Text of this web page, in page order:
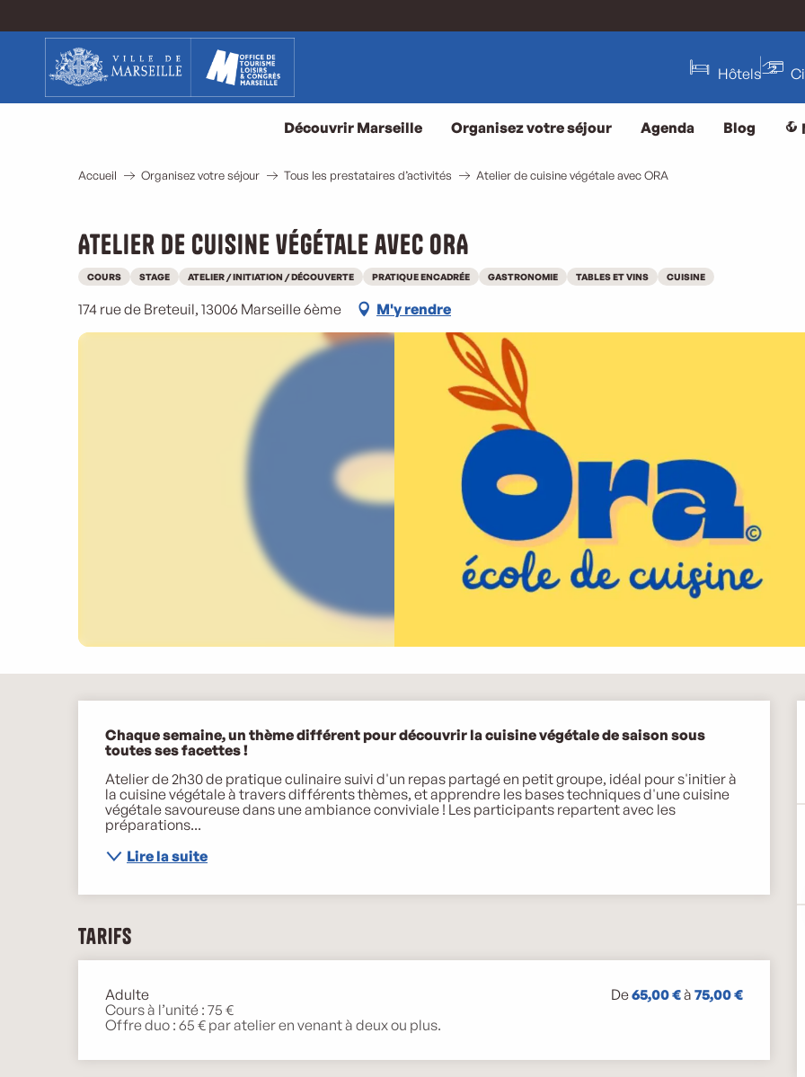
contenu
Hôtels
Découvrir Marseille Organisez votre séjour Agenda Blog
Accueil Organisez votre séjour Tous les prestataires d’activités Atelier de cuisine végétale avec ORA
Atelier de cuisine végétale avec ORA
COURS STAGE ATELIER / INITIATION / DÉCOUVERTE PRATIQUE ENCADRÉE GASTRONOMIE TABLES ET VINS CUISINE
174 rue de Breteuil, 13006 Marseille 6ème M'y rendre
Description
Chaque semaine, un thème différent pour découvrir la cuisine végétale de saison sous
toutes ses facettes !
Atelier de 2h30 de pratique culinaire suivi d'un repas partagé en petit groupe, idéal pour s'initier à
la cuisine végétale à travers différents thèmes, et apprendre les bases techniques d'une cuisine
végétale savoureuse dans une ambiance conviviale ! Les participants repartent avec les
préparations...
Lire la suite
Tarifs
Tarifs 2026
Adulte
Cours à l’unité : 75 €
Offre duo : 65 € par atelier en venant à deux ou plus.
De65,00 €à75,00 €